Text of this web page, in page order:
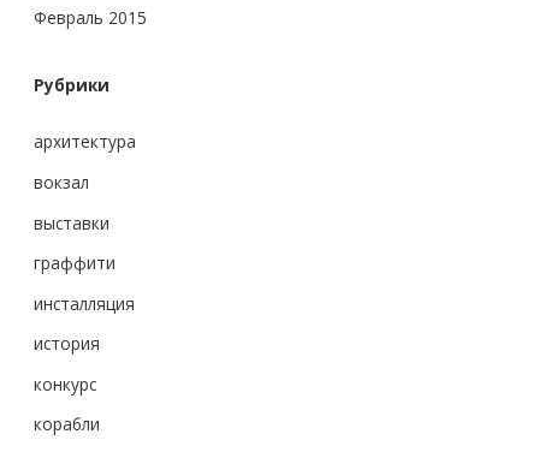
Февраль 2015
Рубрики
архитектура
вокзал
выставки
граффити
инсталляция
история
конкурс
корабли